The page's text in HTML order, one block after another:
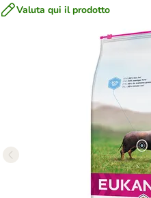
Valuta qui il prodotto